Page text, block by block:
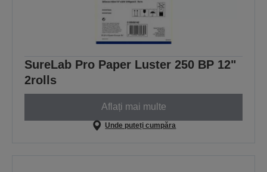
SureLab Pro Paper Luster 250 BP 12"
2rolls
Aflați mai multe
Unde puteți cumpăra